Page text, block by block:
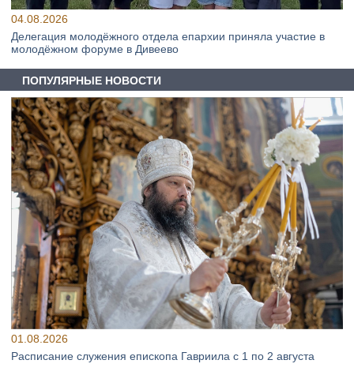
04.08.2026
Делегация молодёжного отдела епархии приняла участие в
молодёжном форуме в Дивеево
ПОПУЛЯРНЫЕ НОВОСТИ
01.08.2026
Расписание служения епископа Гавриила с 1 по 2 августа